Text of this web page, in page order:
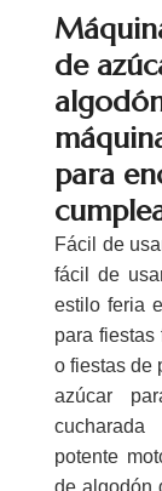
de
para
Fácil de
fácil de
estilo feria
para
o fiestas de
azúcar
potente
de algodón